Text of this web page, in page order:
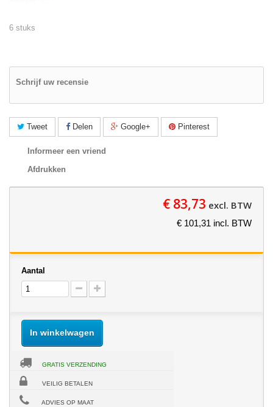
6 stuks
Schrijf uw recensie
Tweet Delen Google+ Pinterest
Informeer een vriend
Afdrukken
€ 83,73 excl. BTW
€ 101,31 incl. BTW
Aantal
In winkelwagen
GRATIS VERZENDING
VEILIG BETALEN
ADVIES OP MAAT